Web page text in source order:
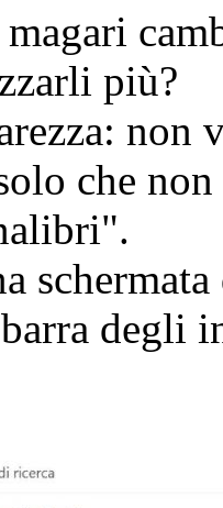
più?
non
che
degli